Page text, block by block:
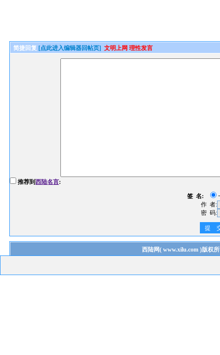
简捷回复 [点此进入编辑器回帖页] 文明上网 理性发言
推荐到西陆名言:
签 名:
作 者:
密 码:
提
西陆网( www.xilu.com)版权